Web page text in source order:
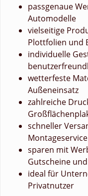
passgenaue
Automodelle
vielseitige
Plottfolien und
individuelle
wetterfeste
Außeneinsatz
zahlreiche
schneller
Montageservice
sparen mit
Gutscheine
ideal für
Privatnutzer